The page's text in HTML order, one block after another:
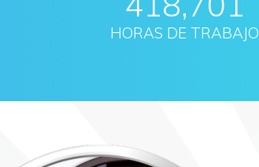
HORAS DE TRABAJO